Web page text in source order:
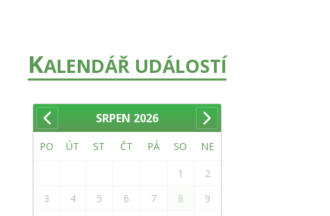
KALENDÁŘ UDÁLOSTÍ
SRPEN 2026
PO ÚT ST ČT PÁ SO NE
1
2
3
4 5 6 7 8
9